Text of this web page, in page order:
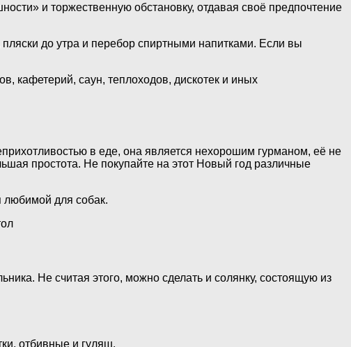
и торжественную обстановку, отдавая своё предпочтение
до утра и перебор спиртными напитками. Если вы
кафетерий, саун, теплоходов, дискотек и иных
в еде, она является нехорошим гурманом, её не
простота. Не покупайте на этот Новый год различные
любимой для собак.
Не считая этого, можно сделать и солянку, состоящую из
отбивные и гуляш.